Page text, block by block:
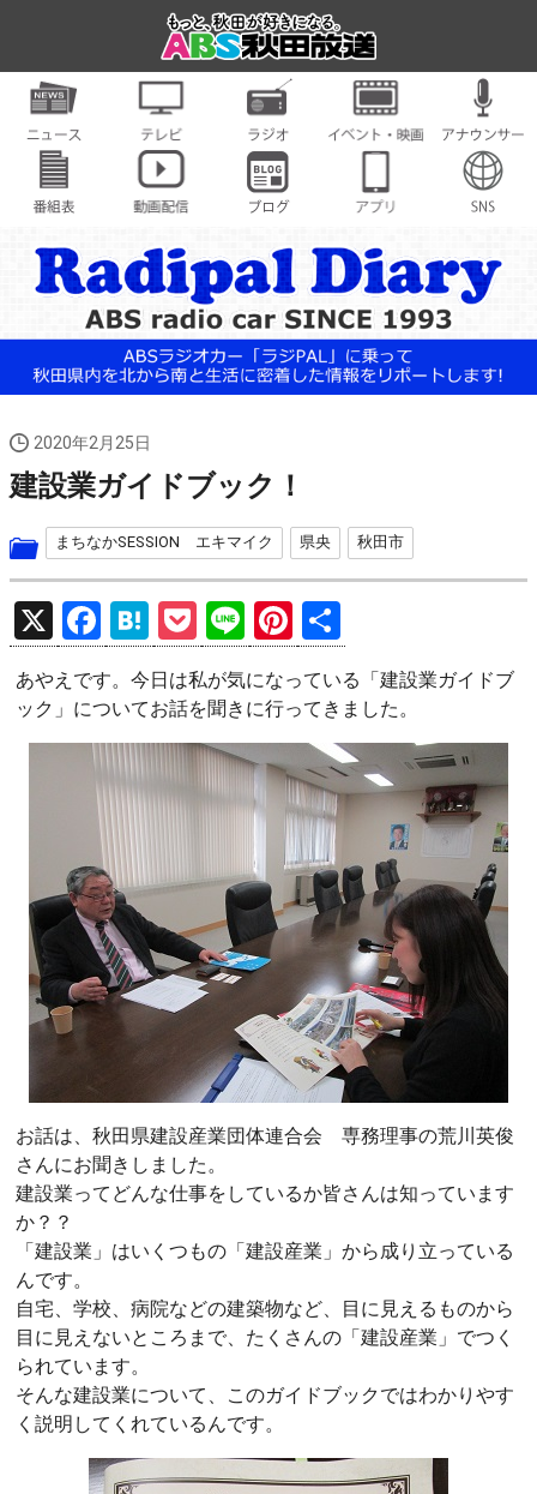
2020年2月25日
建設業ガイドブック！
まちなかSESSION エキマイク 県央 秋田市
X
F
a
ce
b
o
o
k
H
at
e
n
a
P
o
ck
et
Li
n
e
Pi
nt
er
es
t
有
あやえです。今日は私が気になっている「建設業ガイドブ
ック」についてお話を聞きに行ってきました。
お話は、秋田県建設産業団体連合会 専務理事の荒川英俊
さんにお聞きしました。
建設業ってどんな仕事をしているか皆さんは知っています
か？？
「建設業」はいくつもの「建設産業」から成り立っている
んです。
自宅、学校、病院などの建築物など、目に見えるものから
目に見えないところまで、たくさんの「建設産業」でつく
られています。
そんな建設業について、このガイドブックではわかりやす
く説明してくれているんです。